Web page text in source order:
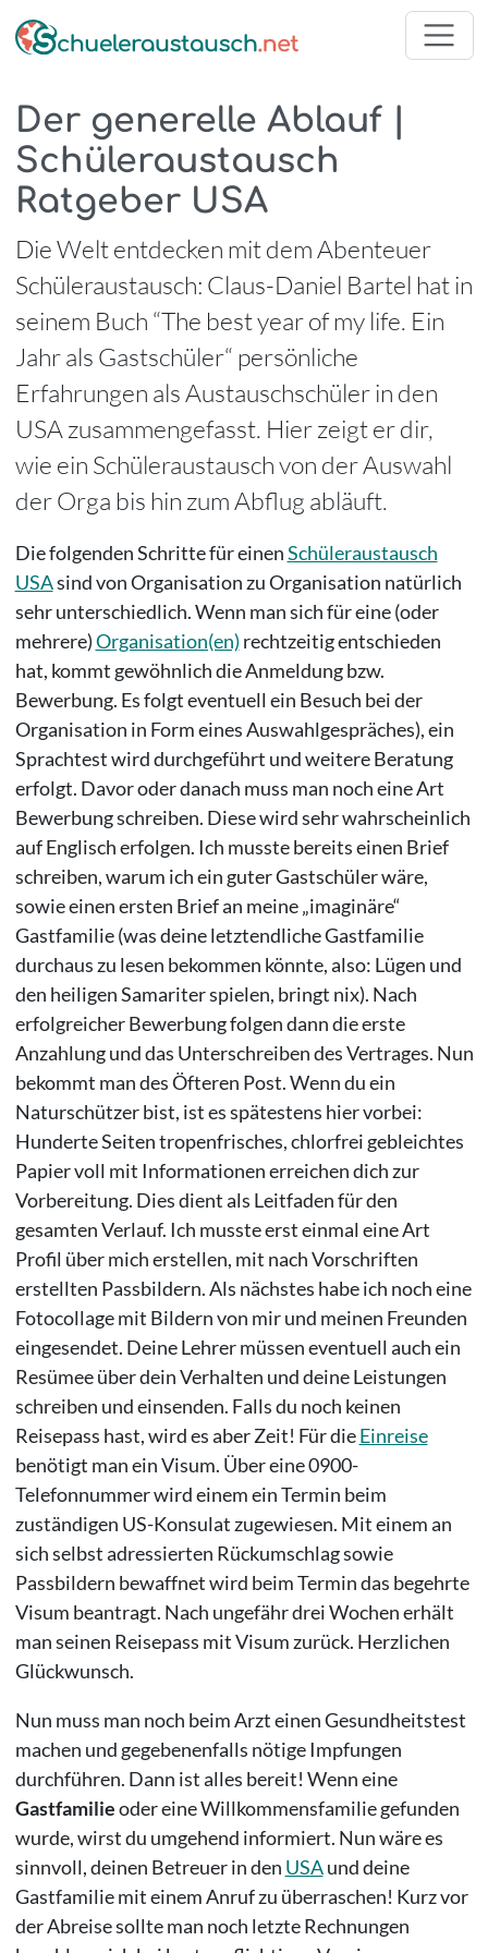
Der generelle Ablauf |
Schüleraustausch
Ratgeber USA
Die Welt entdecken mit dem Abenteuer
Schüleraustausch: Claus-Daniel Bartel hat in
seinem Buch “The best year of my life. Ein
Jahr als Gastschüler“ persönliche
Erfahrungen als Austauschschüler in den
USA zusammengefasst. Hier zeigt er dir,
wie ein Schüleraustausch von der Auswahl
der Orga bis hin zum Abflug abläuft.
Die folgenden Schritte für einenSchüleraustausch
USAsind von Organisation zu Organisation natürlich
sehr unterschiedlich. Wenn man sich für eine (oder
mehrere)Organisation(en) rechtzeitig entschieden
hat, kommt gewöhnlich die Anmeldung bzw.
Bewerbung. Es folgt eventuell ein Besuch bei der
Organisation in Form eines Auswahlgespräches), ein
Sprachtest wird durchgeführt und weitere Beratung
erfolgt. Davor oder danach muss man noch eine Art
Bewerbung schreiben. Diese wird sehr wahrscheinlich
auf Englisch erfolgen. Ich musste bereits einen Brief
schreiben, warum ich ein guter Gastschüler wäre,
sowie einen ersten Brief an meine „imaginäre“
Gastfamilie (was deine letztendliche Gastfamilie
durchaus zu lesen bekommen könnte, also: Lügen und
den heiligen Samariter spielen, bringt nix). Nach
erfolgreicher Bewerbung folgen dann die erste
Anzahlung und das Unterschreiben des Vertrages. Nun
bekommt man des Öfteren Post. Wenn du ein
Naturschützer bist, ist es spätestens hier vorbei:
Hunderte Seiten tropenfrisches, chlorfrei gebleichtes
Papier voll mit Informationen erreichen dich zur
Vorbereitung. Dies dient als Leitfaden für den
gesamten Verlauf. Ich musste erst einmal eine Art
Profil über mich erstellen, mit nach Vorschriften
erstellten Passbildern. Als nächstes habe ich noch eine
Fotocollage mit Bildern von mir und meinen Freunden
eingesendet. Deine Lehrer müssen eventuell auch ein
Resümee über dein Verhalten und deine Leistungen
schreiben und einsenden. Falls du noch keinen
Reisepass hast, wird es aber Zeit! Für dieEinreise
benötigt man ein Visum. Über eine 0900-
Telefonnummer wird einem ein Termin beim
zuständigen US-Konsulat zugewiesen. Mit einem an
sich selbst adressierten Rückumschlag sowie
Passbildern bewaffnet wird beim Termin das begehrte
Visum beantragt. Nach ungefähr drei Wochen erhält
man seinen Reisepass mit Visum zurück. Herzlichen
Glückwunsch.
Nun muss man noch beim Arzt einen Gesundheitstest
machen und gegebenenfalls nötige Impfungen
durchführen. Dann ist alles bereit! Wenn eine
Gastfamilieoder eine Willkommensfamilie gefunden
wurde, wirst du umgehend informiert. Nun wäre es
sinnvoll, deinen Betreuer in den USAund deine
Gastfamilie mit einem Anruf zu überraschen! Kurz vor
der Abreise sollte man noch letzte Rechnungen